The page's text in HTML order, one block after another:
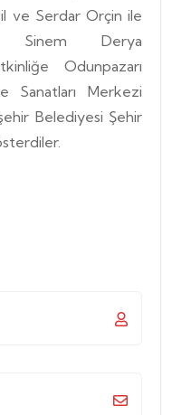
ve Serdar Orçin ile
Sinem Derya
Odunpazarı
Sanatları Merkezi
Belediyesi Şehir